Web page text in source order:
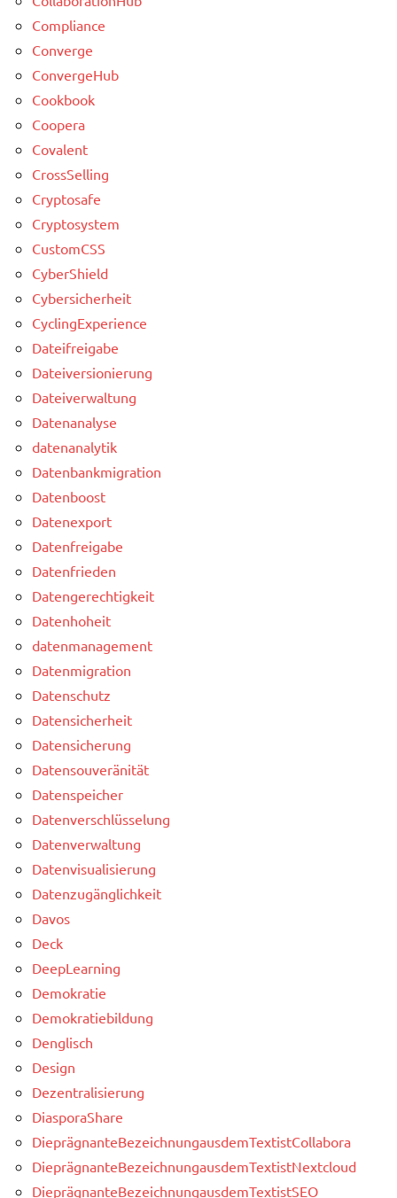
Compliance
Converge
ConvergeHub
Cookbook
Coopera
Covalent
CrossSelling
Cryptosafe
Cryptosystem
CustomCSS
CyberShield
Cybersicherheit
CyclingExperience
Dateifreigabe
Dateiversionierung
Dateiverwaltung
Datenanalyse
datenanalytik
Datenbankmigration
Datenboost
Datenexport
Datenfreigabe
Datenfrieden
Datengerechtigkeit
Datenhoheit
datenmanagement
Datenmigration
Datenschutz
Datensicherheit
Datensicherung
Datensouveränität
Datenspeicher
Datenverschlüsselung
Datenverwaltung
Datenvisualisierung
Datenzugänglichkeit
Davos
Deck
DeepLearning
Demokratie
Demokratiebildung
Denglisch
Design
Dezentralisierung
DiasporaShare
DieprägnanteBezeichnungausdemTextistCollabora
DieprägnanteBezeichnungausdemTextistNextcloud
DieprägnanteBezeichnungausdemTextistSEO